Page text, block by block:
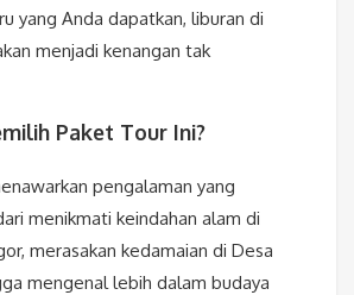
yang Anda dapatkan, liburan di
menjadi kenangan tak
Paket Tour Ini?
pengalaman yang
menikmati keindahan alam di
merasakan kedamaian di Desa
mengenal lebih dalam budaya